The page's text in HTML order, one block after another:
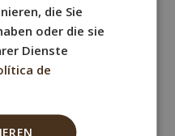
die Sie
oder die sie
Dienste
de